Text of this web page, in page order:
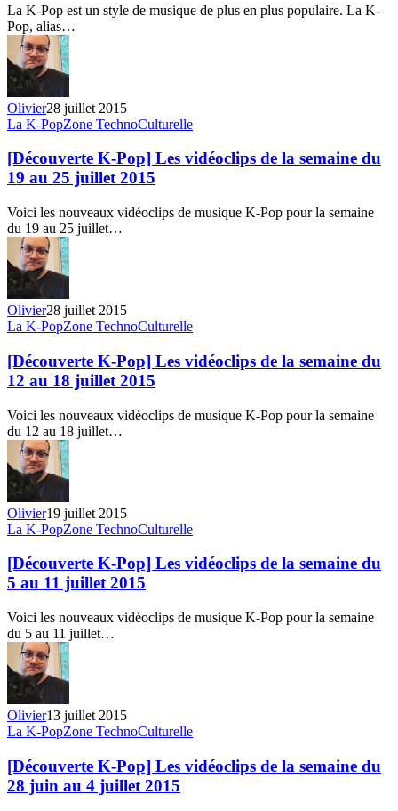
les
plus
vus
sur
YouTube
–
Juin
2015
La K-Pop est un style de musique de plus en plus populaire. La K-
Pop, alias…
Olivier28 juillet 2015
[Découverte
Pop]
Les
vidéoclips
la
semaine
du
19
au
25
juillet
2015
La K-PopZone TechnoCulturelle
[Découverte K-Pop] Les vidéoclips de la semaine du
19 au 25 juillet 2015
Voici les nouveaux vidéoclips de musique K-Pop pour la semaine
du 19 au 25 juillet…
Olivier28 juillet 2015
[Découverte
Pop]
Les
vidéoclips
la
semaine
du
12
au
18
juillet
2015
La K-PopZone TechnoCulturelle
[Découverte K-Pop] Les vidéoclips de la semaine du
12 au 18 juillet 2015
Voici les nouveaux vidéoclips de musique K-Pop pour la semaine
du 12 au 18 juillet…
Olivier19 juillet 2015
[Découverte
Pop]
Les
vidéoclips
la
semaine
du
5
au
11
juillet
2015
La K-PopZone TechnoCulturelle
[Découverte K-Pop] Les vidéoclips de la semaine du
5 au 11 juillet 2015
Voici les nouveaux vidéoclips de musique K-Pop pour la semaine
du 5 au 11 juillet…
Olivier13 juillet 2015
[Découverte
Pop]
Les
vidéoclips
La K-PopZone TechnoCulturelle
[Découverte K-Pop] Les vidéoclips de la semaine du
28 juin au 4 juillet 2015